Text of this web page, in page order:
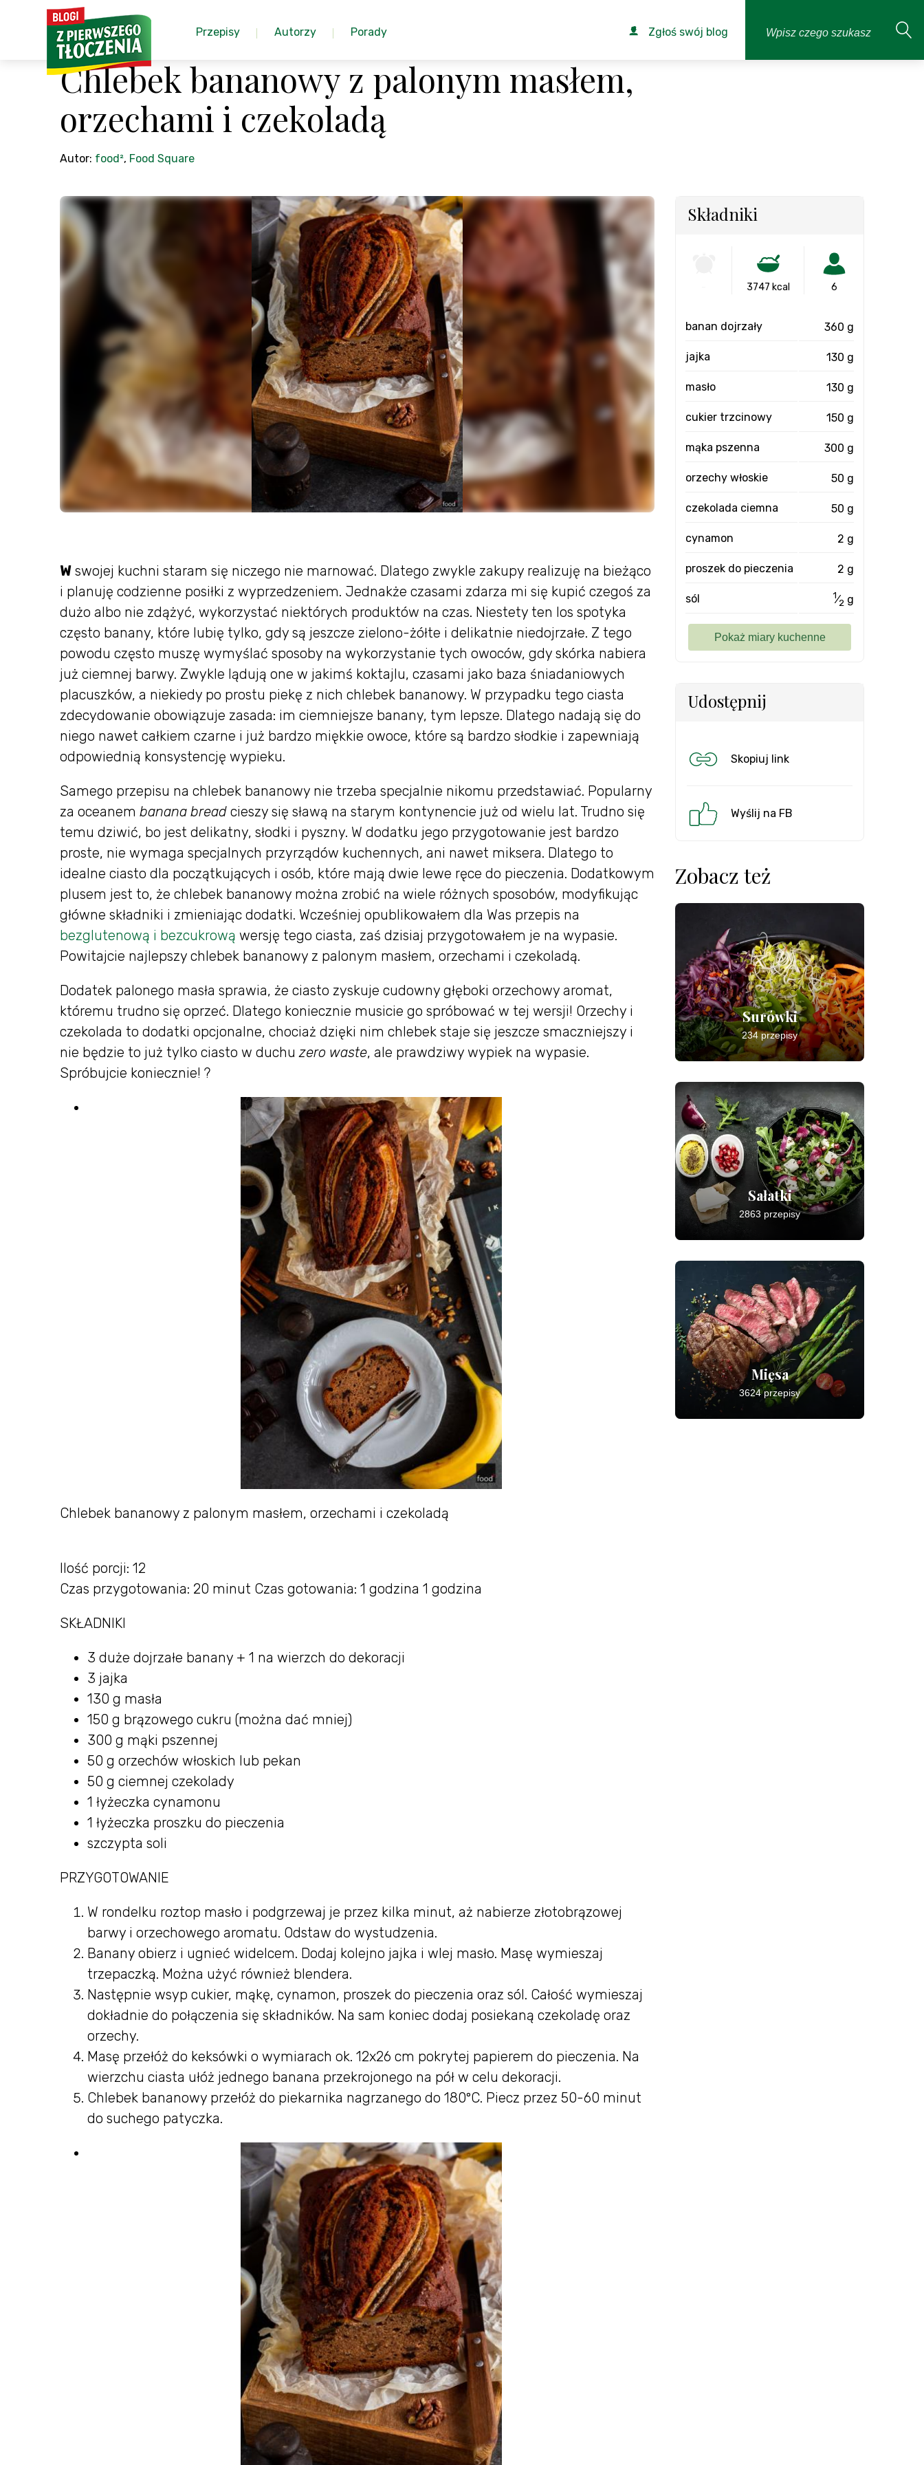
Przepisy Autorzy Porady Zgłoś swój blog
Chlebek bananowy z palonym masłem,
orzechami i czekoladą
Autor: food², Food Square
W swojej kuchni staram się niczego nie marnować. Dlatego zwykle zakupy realizuję na bieżąco
i planuję codzienne posiłki z wyprzedzeniem. Jednakże czasami zdarza mi się kupić czegoś za
dużo albo nie zdążyć, wykorzystać niektórych produktów na czas. Niestety ten los spotyka
często banany, które lubię tylko, gdy są jeszcze zielono-żółte i delikatnie niedojrzałe. Z tego
powodu często muszę wymyślać sposoby na wykorzystanie tych owoców, gdy skórka nabiera
już ciemnej barwy. Zwykle lądują one w jakimś koktajlu, czasami jako baza śniadaniowych
placuszków, a niekiedy po prostu piekę z nich chlebek bananowy. W przypadku tego ciasta
zdecydowanie obowiązuje zasada: im ciemniejsze banany, tym lepsze. Dlatego nadają się do
niego nawet całkiem czarne i już bardzo miękkie owoce, które są bardzo słodkie i zapewniają
odpowiednią konsystencję wypieku.
Samego przepisu na chlebek bananowy nie trzeba specjalnie nikomu przedstawiać. Popularny
za oceanem banana bread cieszy się sławą na starym kontynencie już od wielu lat. Trudno się
temu dziwić, bo jest delikatny, słodki i pyszny. W dodatku jego przygotowanie jest bardzo
proste, nie wymaga specjalnych przyrządów kuchennych, ani nawet miksera. Dlatego to
idealne ciasto dla początkujących i osób, które mają dwie lewe ręce do pieczenia. Dodatkowym
plusem jest to, że chlebek bananowy można zrobić na wiele różnych sposobów, modyfikując
główne składniki i zmieniając dodatki. Wcześniej opublikowałem dla Was przepis na
bezglutenową i bezcukrową wersję tego ciasta, zaś dzisiaj przygotowałem je na wypasie.
Powitajcie najlepszy chlebek bananowy z palonym masłem, orzechami i czekoladą.
Dodatek palonego masła sprawia, że ciasto zyskuje cudowny głęboki orzechowy aromat,
któremu trudno się oprzeć. Dlatego koniecznie musicie go spróbować w tej wersji! Orzechy i
czekolada to dodatki opcjonalne, chociaż dzięki nim chlebek staje się jeszcze smaczniejszy i
nie będzie to już tylko ciasto w duchuzero waste, ale prawdziwy wypiek na wypasie.
Spróbujcie koniecznie! ?
Chlebek bananowy z palonym masłem, orzechami i czekoladą
Ilość porcji: 12
Czas przygotowania: 20 minut Czas gotowania: 1 godzina 1 godzina
SKŁADNIKI
3 duże dojrzałe banany + 1 na wierzch do dekoracji
3 jajka
130 g masła
150 g brązowego cukru (można dać mniej)
300 g mąki pszennej
50 g orzechów włoskich lub pekan
50 g ciemnej czekolady
1 łyżeczka cynamonu
1 łyżeczka proszku do pieczenia
szczypta soli
PRZYGOTOWANIE
W rondelku roztop masło i podgrzewaj je przez kilka minut, aż nabierze złotobrązowej
barwy i orzechowego aromatu. Odstaw do wystudzenia.
Banany obierz i ugnieć widelcem. Dodaj kolejno jajka i wlej masło. Masę wymieszaj
trzepaczką. Można użyć również blendera.
Następnie wsyp cukier, mąkę, cynamon, proszek do pieczenia oraz sól. Całość wymieszaj
dokładnie do połączenia się składników. Na sam koniec dodaj posiekaną czekoladę oraz
orzechy.
Masę przełóż do keksówki o wymiarach ok. 12x26 cm pokrytej papierem do pieczenia. Na
wierzchu ciasta ułóż jednego banana przekrojonego na pół w celu dekoracji.
Chlebek bananowy przełóż do piekarnika nagrzanego do 180ºC. Piecz przez 50-60 minut
do suchego patyczka.
Składniki
3747 kcal 6
banan dojrzały 360 g
jajka 130 g
masło 130 g
cukier trzcinowy 150 g
mąka pszenna 300 g
orzechy włoskie 50 g
czekolada ciemna 50 g
cynamon 2 g
proszek do pieczenia 2 g
sól 1⁄2 g
Udostępnij
Skopiuj link
Wyślij na FB
Zobacz też
Surówki
234 przepisy
Sałatki
2863 przepisy
Mięsa
3624 przepisy